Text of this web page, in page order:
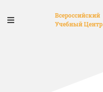
Всероссийский
Учебный Центр